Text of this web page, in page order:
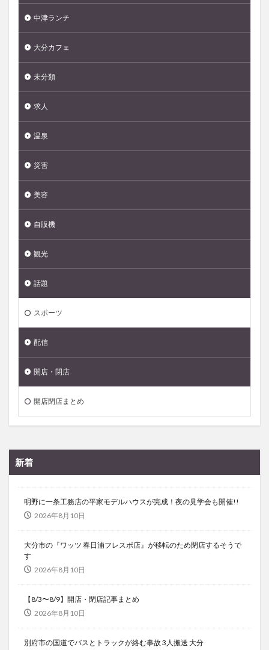
中津ランチ
大分カフェ
未分類
求人
温泉
災害
美容
自販機
観光
話題
スポーツ
配信
開店・閉店
開店閉店まとめ
新着
明野に一条工務店の平家モデルハウスが完成！夜の見学会も開催!!
2026年8月10日
大分市の『ワッツ 春日浦フレスポ店』が移転のため閉店するそうで
す
2026年8月10日
【8/3〜8/9】開店・閉店記事まとめ
2026年8月10日
別府市の国道でバスとトラックが絡む事故 3人搬送 大分